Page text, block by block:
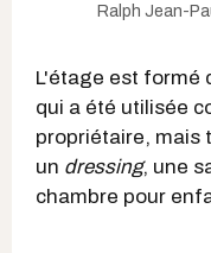
Ralph Jean-
L'étage est formé
qui a été utilisée
propriétaire, mais
un dressing, une
chambre pour